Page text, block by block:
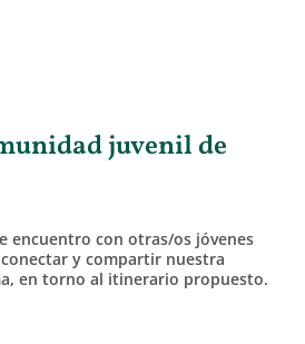
juvenil de
encuentro con otras/os jóvenes
y compartir nuestra
en torno al itinerario propuesto.